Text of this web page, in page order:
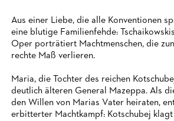
Aus einer Liebe, die alle Konventionen
eine blutige Familienfehde:
Oper porträtiert Machtmenschen, die
rechte Maß verlieren.
Maria, die Tochter des reichen
deutlich älteren General Mazeppa. Als
den Willen von Marias Vater heiraten,
erbitterter Machtkampf: Kotschubej klagt